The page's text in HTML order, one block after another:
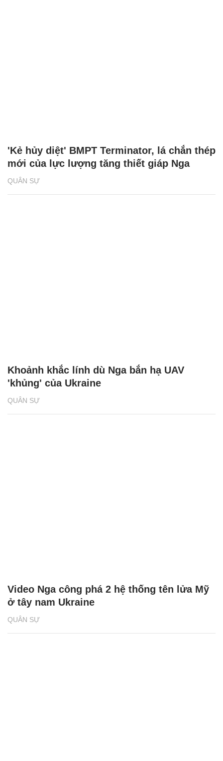
QUÂN SỰ
'Kẻ hủy diệt' BMPT Terminator, lá chắn thép
mới của lực lượng tăng thiết giáp Nga
QUÂN SỰ
Khoảnh khắc lính dù Nga bắn hạ UAV
'khủng' của Ukraine
QUÂN SỰ
Video Nga công phá 2 hệ thống tên lửa Mỹ
ở tây nam Ukraine